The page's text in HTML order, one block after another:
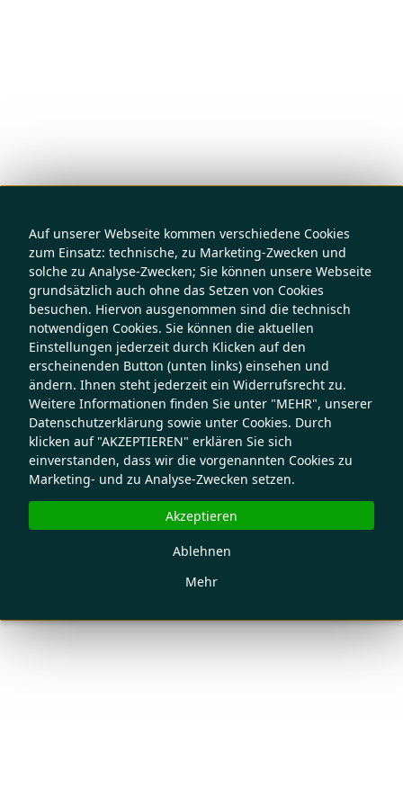
Auf unserer Webseite kommen verschiedene Cookies
zum Einsatz: technische, zu Marketing-Zwecken und
solche zu Analyse-Zwecken; Sie können unsere Webseite
grundsätzlich auch ohne das Setzen von Cookies
besuchen. Hiervon ausgenommen sind die technisch
notwendigen Cookies. Sie können die aktuellen
Einstellungen jederzeit durch Klicken auf den
erscheinenden Button (unten links) einsehen und
ändern. Ihnen steht jederzeit ein Widerrufsrecht zu.
Weitere Informationen finden Sie unter "MEHR", unserer
Datenschutzerklärung sowie unter Cookies. Durch
klicken auf "AKZEPTIEREN" erklären Sie sich
einverstanden, dass wir die vorgenannten Cookies zu
Marketing- und zu Analyse-Zwecken setzen.
Mehr
Ablehnen
Akzeptieren